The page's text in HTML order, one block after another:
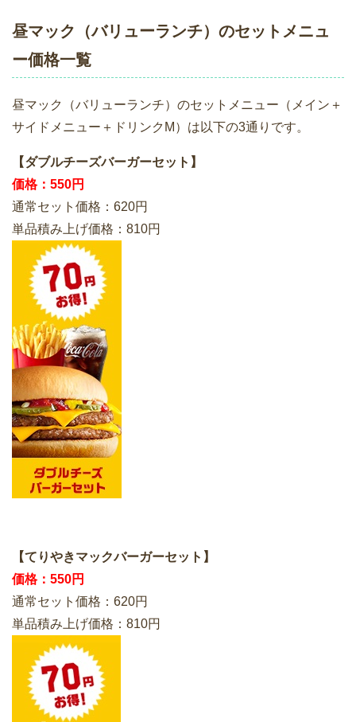
昼マック（バリューランチ）のセットメニュ
ー価格一覧
昼マック（バリューランチ）のセットメニュー（メイン＋
サイドメニュー＋ドリンクM）は以下の3通りです。
【ダブルチーズバーガーセット】
価格：550円
通常セット価格：620円
単品積み上げ価格：810円
【てりやきマックバーガーセット】
価格：550円
通常セット価格：620円
単品積み上げ価格：810円